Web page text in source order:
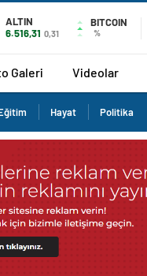
ALTIN
6.516,31 0,31
BITCOIN
%
Galeri Videolar
Hayat Politika